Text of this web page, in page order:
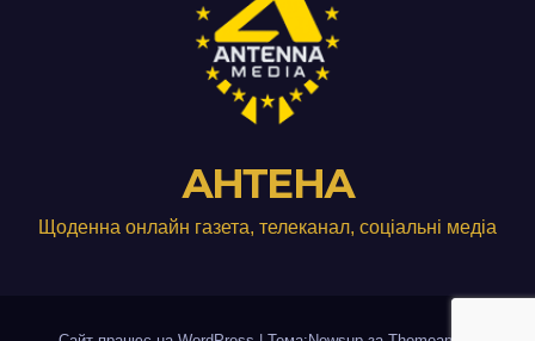
АНТЕНА
Щоденна онлайн газета, телеканал, соціальні медіа